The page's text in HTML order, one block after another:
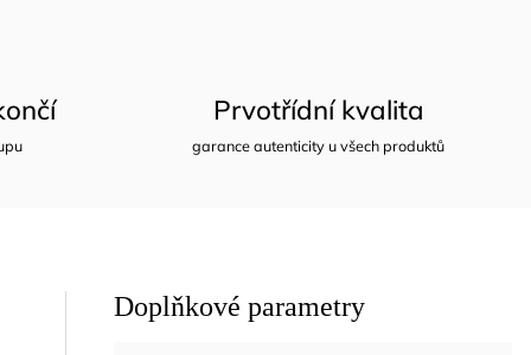
Prvotřídní kvalita
garance autenticity u všech produktů
Doplňkové parametry